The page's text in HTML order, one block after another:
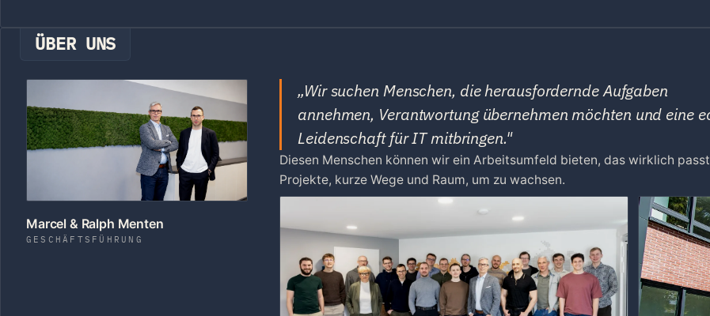
ÜBER UNS
Marcel & Ralph Menten
GESCHÄFTSFÜHRUNG
„Wir suchen Menschen, die herausfordernde Aufgaben
annehmen, Verantwortung übernehmen möchten und eine
Leidenschaft für IT mitbringen."
Diesen Menschen können wir ein Arbeitsumfeld bieten, das wirklich
Projekte, kurze Wege und Raum, um zu wachsen.